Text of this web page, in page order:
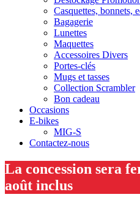
Casquettes, bonnets,
Bagagerie
Lunettes
Maquettes
Accessoires Divers
Portes-clés
Mugs et tasses
Collection Scrambler
Bon cadeau
Occasions
E-bikes
MIG-S
Contactez-nous
La concession sera
août inclus